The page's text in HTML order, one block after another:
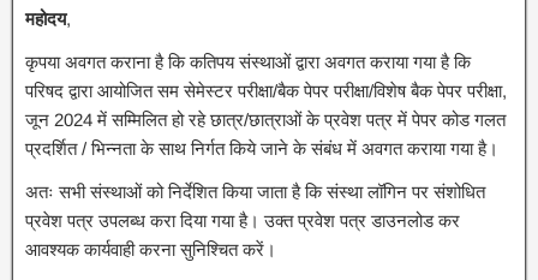
महोदय,
कृपया अवगत कराना है कि कतिपय संस्थाओं द्वारा अवगत कराया गया है कि
परिषद द्वारा आयोजित सम सेमेस्टर परीक्षा/बैक पेपर परीक्षा/विशेष बैक पेपर परीक्षा,
जून 2024 में सम्मिलित हो रहे छात्र/छात्राओंके प्रवेश पत्र में पेपर कोड गलत
प्रदर्शित / भिन्नता के साथ निर्गत किये जाने के संबंध में अवगत कराया गया है।
अतः सभी संस्थाओं को निर्देशित किया जाता है कि संस्था लॉगिन पर संशोधित
प्रवेश पत्र उपलब्ध करा दिया गया है। उक्त प्रवेश पत्र डाउनलोड कर
आवश्यक कार्यवाही करना सुनिश्चित करें।